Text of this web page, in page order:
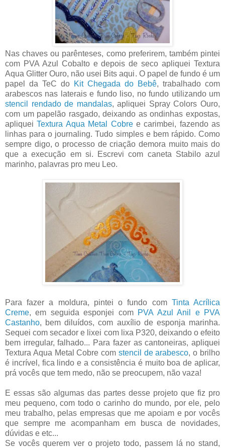
Nas chaves ou parênteses, como preferirem, também pintei
com PVA Azul Cobalto e depois de seco apliquei Textura
Aqua Glitter Ouro, não usei Bits aqui. O papel de fundo é um
papel da TeC do Kit Chegada do Bebê, trabalhado com
arabescos nas laterais e fundo liso, no fundo utilizando um
stencil rendado de mandalas, apliquei Spray Colors Ouro,
com um papelão rasgado, deixando as ondinhas expostas,
apliqueiTextura Aqua Metal Cobree carimbei, fazendo as
linhas para o journaling. Tudo simples e bem rápido. Como
sempre digo, o processo de criação demora muito mais do
que a execução em si. Escrevi com caneta Stabilo azul
marinho, palavras pro meu Leo.
Para fazer a moldura, pintei o fundo com Tinta Acrílica
Creme, em seguida esponjei com PVA Azul Anil e PVA
Castanho, bem diluídos, com auxílio de esponja marinha.
Sequei com secador e lixei com lixa P320, deixando o efeito
bem irregular, falhado... Para fazer as cantoneiras, apliquei
Textura Aqua Metal Cobre com stencil de arabesco, o brilho
é incrível, fica lindo e a consistência é muito boa de aplicar,
prá vocês que tem medo, não se preocupem, não vaza!
E essas são algumas das partes desse projeto que fiz pro
meu pequeno, com todo o carinho do mundo, por ele, pelo
meu trabalho, pelas empresas que me apoiam e por vocês
que sempre me acompanham em busca de novidades,
dúvidas e etc...
Se vocês querem ver o projeto todo, passem lá no stand,